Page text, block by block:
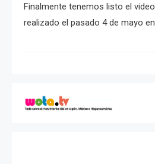
Finalmente tenemos listo el
realizado el pasado 4 de mayo